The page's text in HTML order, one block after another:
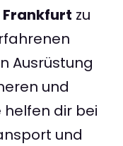
Frankfurt zu
Ausrüstung
und
helfen dir bei
und